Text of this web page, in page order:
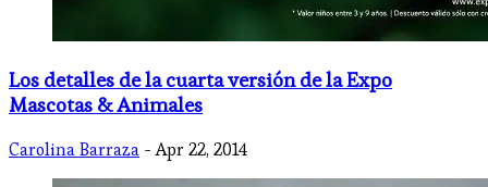
Los detalles de la cuarta versión de la Expo
Mascotas & Animales
Carolina Barraza - Apr 22, 2014